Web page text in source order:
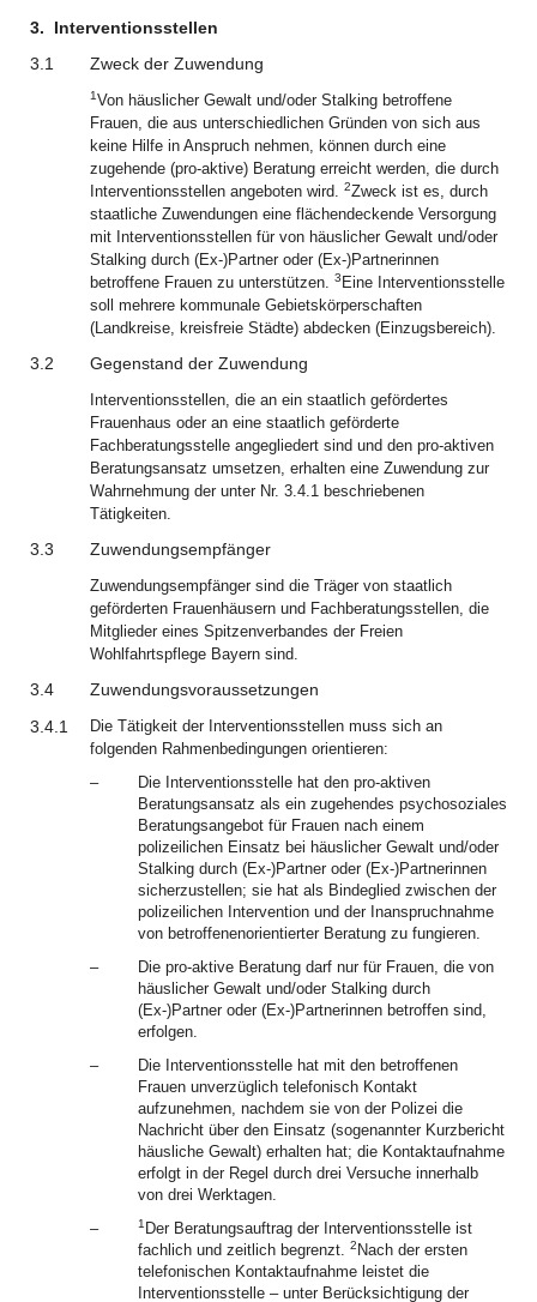
3.
Interventionsstellen
3.1
Zweck der Zuwendung
1Von häuslicher Gewalt und/oder Stalking betroffene
Frauen, die aus unterschiedlichen Gründen von sich aus
keine Hilfe in Anspruch nehmen, können durch eine
zugehende (pro-aktive) Beratung erreicht werden, die durch
Interventionsstellen angeboten wird. 2Zweck ist es, durch
staatliche Zuwendungen eine flächendeckende Versorgung
mit Interventionsstellen für von häuslicher Gewalt und/oder
Stalking durch (Ex-)Partner oder (Ex-)Partnerinnen
betroffene Frauen zu unterstützen. 3 Eine Interventionsstelle
soll mehrere kommunale Gebietskörperschaften
(Landkreise, kreisfreie Städte) abdecken (Einzugsbereich).
3.2 Gegenstand der Zuwendung
Interventionsstellen, die an ein staatlich gefördertes
Frauenhaus oder an eine staatlich geförderte
Fachberatungsstelle angegliedert sind und den pro-aktiven
Beratungsansatz umsetzen, erhalten eine Zuwendung zur
Wahrnehmung der unter Nr. 3.4.1 beschriebenen
Tätigkeiten.
3.3 Zuwendungsempfänger
Zuwendungsempfänger sind die Träger von staatlich
geförderten Frauenhäusern und Fachberatungsstellen, die
Mitglieder eines Spitzenverbandes der Freien
Wohlfahrtspflege Bayern sind.
3.4
Zuwendungsvoraussetzungen
3.4.1
Die Tätigkeit der Interventionsstellen muss sich an
folgenden Rahmenbedingungen orientieren:
–
Die Interventionsstelle hat den pro-aktiven
Beratungsansatz als ein zugehendes psychosoziales
Beratungsangebot für Frauen nach einem
polizeilichen Einsatz bei häuslicher Gewalt und/oder
Stalking durch (Ex-)Partner oder (Ex-)Partnerinnen
sicherzustellen; sie hat als Bindeglied zwischen der
polizeilichen Intervention und der Inanspruchnahme
von betroffenenorientierter Beratung zu fungieren.
–
Die pro-aktive Beratung darf nur für Frauen, die von
häuslicher Gewalt und/oder Stalking durch
(Ex-)Partner oder (Ex-)Partnerinnen betroffen sind,
erfolgen.
–
Die Interventionsstelle hat mit den betroffenen
Frauen unverzüglich telefonisch Kontakt
aufzunehmen, nachdem sie von der Polizei die
Nachricht über den Einsatz (sogenannter Kurzbericht
häusliche Gewalt) erhalten hat; die Kontaktaufnahme
erfolgt in der Regel durch drei Versuche innerhalb
von drei Werktagen.
–
1 Der Beratungsauftrag der Interventionsstelle ist
fachlich und zeitlich begrenzt. 2 Nach der ersten
telefonischen Kontaktaufnahme leistet die
Interventionsstelle – unter Berücksichtigung der